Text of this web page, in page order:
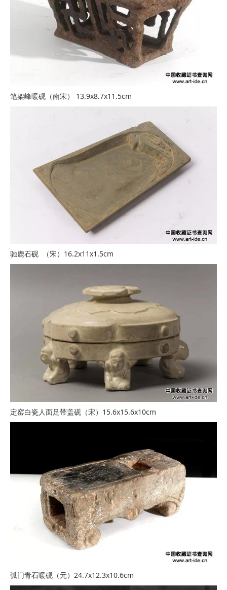
笔架峰暖砚（南宋） 13.9x8.7x11.5cm
驰鹿石砚 （宋）16.2x11x1.5cm
定窑白瓷人面足带盖砚（宋）15.6x15.6x10cm
弧门青石暖砚（元）24.7x12.3x10.6cm